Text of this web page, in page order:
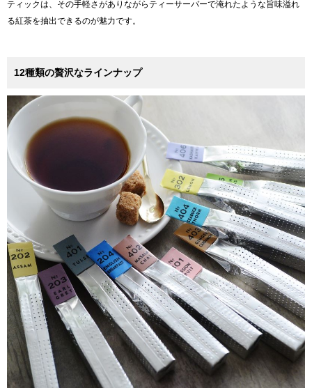
ティックは、その手軽さがありながらティーサーバーで淹れたような旨味溢れ
る紅茶を抽出できるのが魅力です。
12種類の贅沢なラインナップ